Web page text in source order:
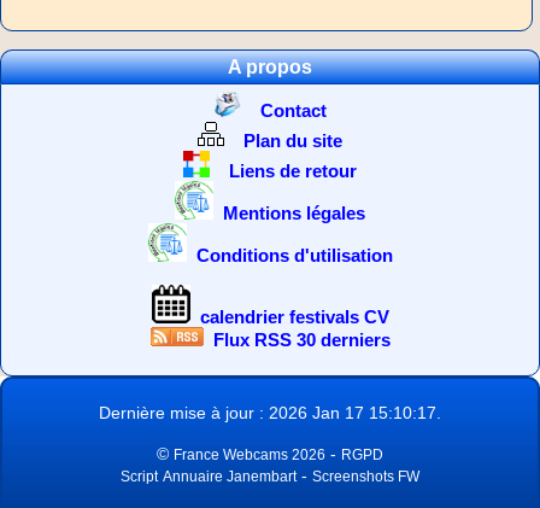
A propos
Contact
Plan du site
Liens de retour
Mentions légales
Conditions d'utilisation
calendrier festivals CV
Flux RSS 30 derniers
Dernière mise à jour : 2026 Jan 17 15:10:17.
© France Webcams 2026 - RGPD
Script Annuaire Janembart- Screenshots FW